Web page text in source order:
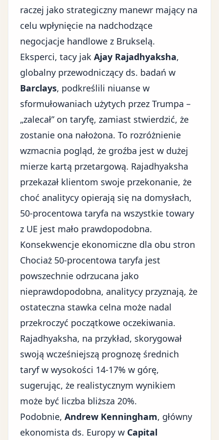
raczej jako strategiczny manewr mający na
celu wpłynięcie na nadchodzące
negocjacje handlowe z Brukselą.
Eksperci, tacy jak Ajay Rajadhyaksha,
globalny przewodniczący ds. badań w
Barclays, podkreślili niuanse w
sformułowaniach użytych przez Trumpa –
„zalecał” on taryfę, zamiast stwierdzić, że
zostanie ona nałożona. To rozróżnienie
wzmacnia pogląd, że groźba jest w dużej
mierze kartą przetargową. Rajadhyaksha
przekazał klientom swoje przekonanie, że
choć analitycy opierają się na domysłach,
50-procentowa taryfa na wszystkie towary
z UE jest mało prawdopodobna.
Konsekwencje ekonomiczne dla obu stron
Chociaż 50-procentowa taryfa jest
powszechnie odrzucana jako
nieprawdopodobna, analitycy przyznają, że
ostateczna stawka celna może nadal
przekroczyć początkowe oczekiwania.
Rajadhyaksha, na przykład, skorygował
swoją wcześniejszą prognozę średnich
taryf w wysokości 14-17% w górę,
sugerując, że realistycznym wynikiem
może być liczba bliższa 20%.
Podobnie, Andrew Kenningham, główny
ekonomista ds. Europy w Capital